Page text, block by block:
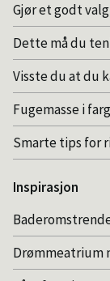
Gjør et godt
Dette må du
Visste du at du
Fugemasse i
Smarte tips for
Inspirasjon
Drømmeatrium